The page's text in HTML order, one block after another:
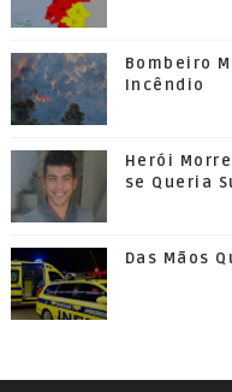
Bombeiro
Incêndio
Herói
se Queria
Das Mãos